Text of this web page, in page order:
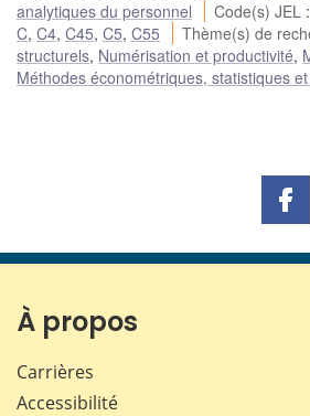
analytiques du personnel
Code(s) JEL
C, C4, C45, C5, C55 Thème(s) de
structurels, Numérisation et productivité,
Méthodes économétriques, statistiques
À propos
Carrières
Accessibilité